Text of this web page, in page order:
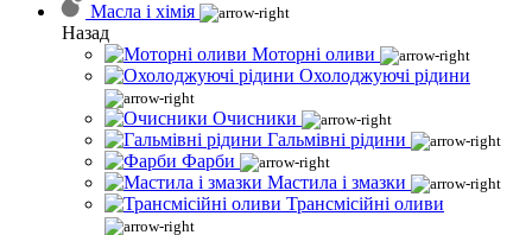
Масла і хімія
Назад
Моторні оливи
Охолоджуючі рідини
Очисники
Гальмівні рідини
Фарби
Мастила і змазки
Трансмісійні оливи